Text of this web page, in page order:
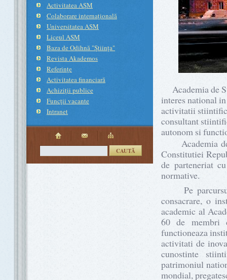
Activitatea AŞM
Colaborare internaţională
Universitatea ASM
Liceul ASM
Baza de Odihnă "Ştiinţa"
Revista Akademos
Referinţe
Activitatea financiară
Achiziţii publice
Funcţii vacante
Intranet
CAUTĂ
Academia de
interes national
activitatii
consultant
autonom si
Academia de
Constitutiei
de parteneriat
normative.
Pe parcursul
consacrare, o
academic al
60 de membri
functioneaza
activitati de
cunostinte
patrimoniul
mondial,